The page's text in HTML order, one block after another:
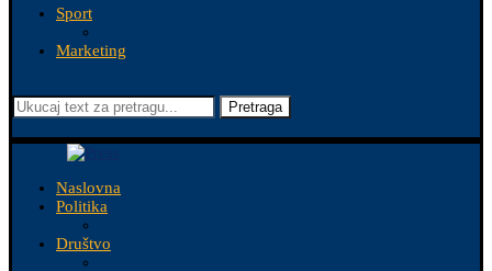
Sport
Marketing
Pretraga
Naslovna
Politika
Društvo